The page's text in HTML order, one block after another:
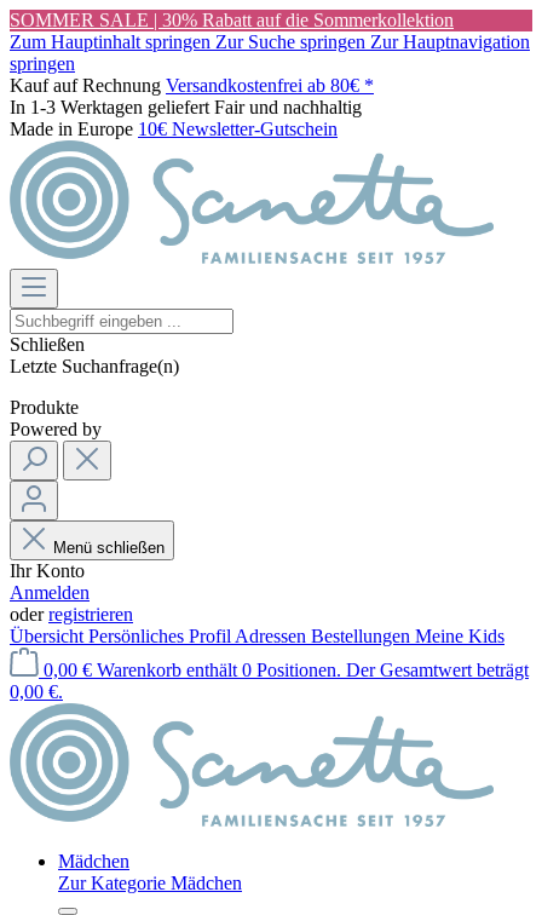
SOMMER SALE | 30% Rabatt auf die Sommerkollektion
Zum Hauptinhalt springen Zur Suche springen Zur Hauptnavigation
springen
Kauf auf Rechnung Versandkostenfrei ab 80€ *
In 1-3 Werktagen geliefert Fair und nachhaltig
Made in Europe 10€ Newsletter-Gutschein
Schließen
Letzte Suchanfrage(n)
Produkte
Powered by
Menü schließen
Ihr Konto
Anmelden
oderregistrieren
Übersicht Persönliches Profil Adressen Bestellungen Meine Kids
0,00 € Warenkorb enthält 0 Positionen. Der Gesamtwert beträgt
0,00 €.
Mädchen
Zur Kategorie Mädchen